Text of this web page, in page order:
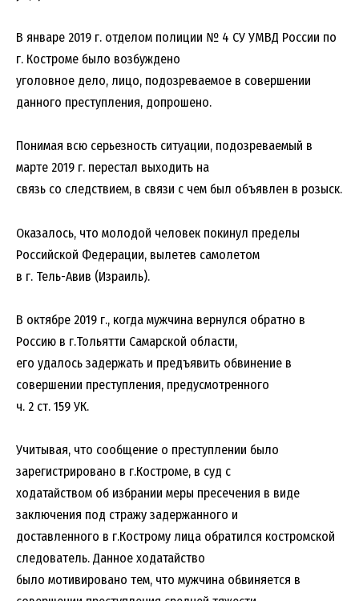
В январе 2019 г. отделом полиции № 4 СУ УМВД России по
г. Костроме было возбуждено
уголовное дело, лицо, подозреваемое в совершении
данного преступления, допрошено.
Понимая всю серьезность ситуации, подозреваемый в
марте 2019 г. перестал выходить на
связь со следствием, в связи с чем был объявлен в розыск.
Оказалось, что молодой человек покинул пределы
Российской Федерации, вылетев самолетом
в г. Тель-Авив (Израиль).
В октябре 2019 г., когда мужчина вернулся обратно в
Россию в г.Тольятти Самарской области,
его удалось задержать и предъявить обвинение в
совершении преступления, предусмотренного
ч. 2 ст. 159 УК.
Учитывая, что сообщение о преступлении было
зарегистрировано в г.Костроме, в суд с
ходатайством об избрании меры пресечения в виде
заключения под стражу задержанного и
доставленного в г.Кострому лица обратился костромской
следователь. Данное ходатайство
было мотивировано тем, что мужчина обвиняется в